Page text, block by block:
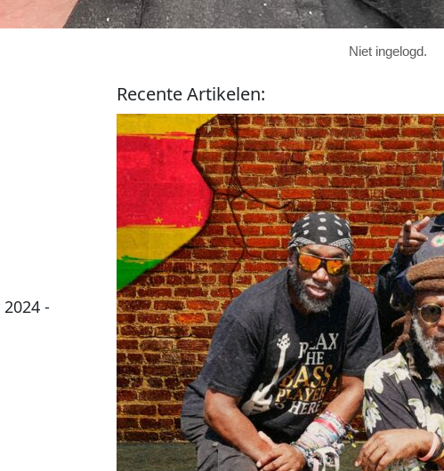
Niet ingelogd.
-
RecenteArtikelen: